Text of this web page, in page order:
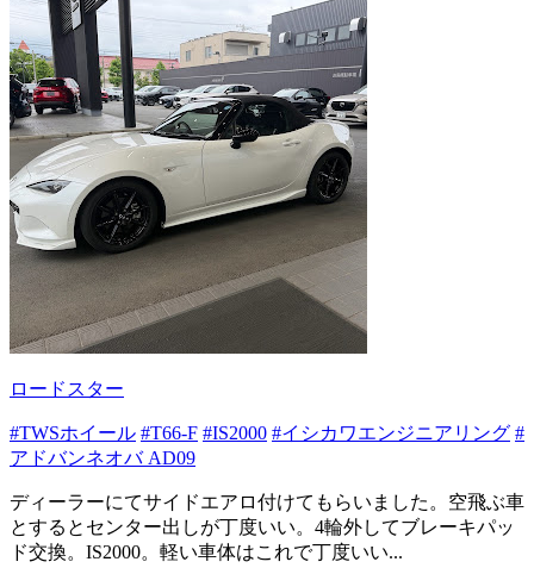
ロードスター
#TWSホイール #T66-F #IS2000 #イシカワエンジニアリング #
アドバンネオバ AD09
ディーラーにてサイドエアロ付けてもらいました。空飛ぶ車
とするとセンター出しが丁度いい。4輪外してブレーキパッ
ド交換。IS2000。軽い車体はこれで丁度いい...